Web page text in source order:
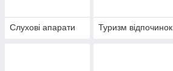
Слухові апарати Туризм відпочинок